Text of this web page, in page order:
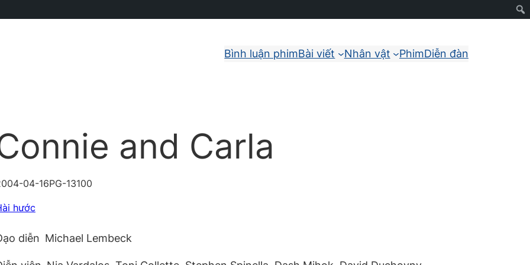
Bình luận phimBài viết Nhân vật PhimDiễn đàn
and Carla
04-16PG-13100
hước
diễn Michael Lembeck